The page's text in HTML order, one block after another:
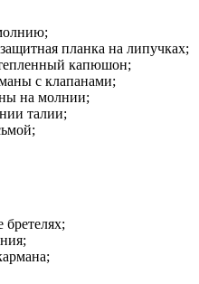
планка на липучках;
капюшон;
с клапанами;
на молнии;
талии;